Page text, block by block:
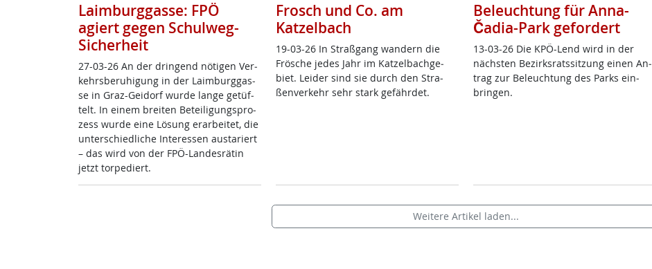
Laimburggasse: FPÖ
agiert gegen Schulweg-
Sicherheit
27-03-26 An der drin­gend nö­t­i­gen Ver­
kehrs­be­ru­hi­gung in der Laim­burg­gas­
se in Graz-Gei­dorf wur­de lan­ge ge­tüf­
telt. In ei­nem brei­ten Be­tei­li­gung­s­pro­
zess wur­de ei­ne Lö­sung er­ar­bei­tet, die
un­ter­schied­li­che In­ter­es­sen au­s­ta­riert
– das wird von der FPÖ-Lan­des­rä­tin
jetzt tor­pe­diert.
Frosch und Co. am
Katzelbach
19-03-26 In Straß­gang wan­dern die
Frö­sche je­des Jahr im Kat­zel­bach­ge­
biet. Lei­der sind sie durch den Stra­
ßen­ver­kehr sehr stark ge­fähr­det.
Beleuchtung für Anna-
Čadia-Park gefordert
13-03-26 Die KPÖ-Lend wird in der
nächs­ten Be­zirks­rats­sit­zung ei­nen An­
trag zur Be­leuch­tung des Parks ein­
brin­gen.
Weitere Artikel laden...